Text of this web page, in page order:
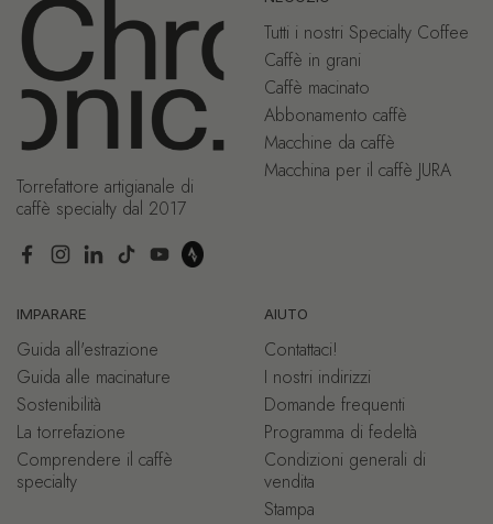
Torrefattore artigianale di
caffè specialty dal 2017
Facebook
Instagram
LinkedIn
TikTokYouTube
Tutti i nostri Specialty Coffee
Caffè in grani
Caffè macinato
Abbonamento caffè
Macchine da caffè
Macchina per il caffè JURA
IMPARARE
Guida all'estrazione
Guida alle macinature
Sostenibilità
La torrefazione
Comprendere il caffè
specialty
AIUTO
Contattaci!
I nostri indirizzi
Domande frequenti
Programma di fedeltà
Condizioni generali di
vendita
Stampa